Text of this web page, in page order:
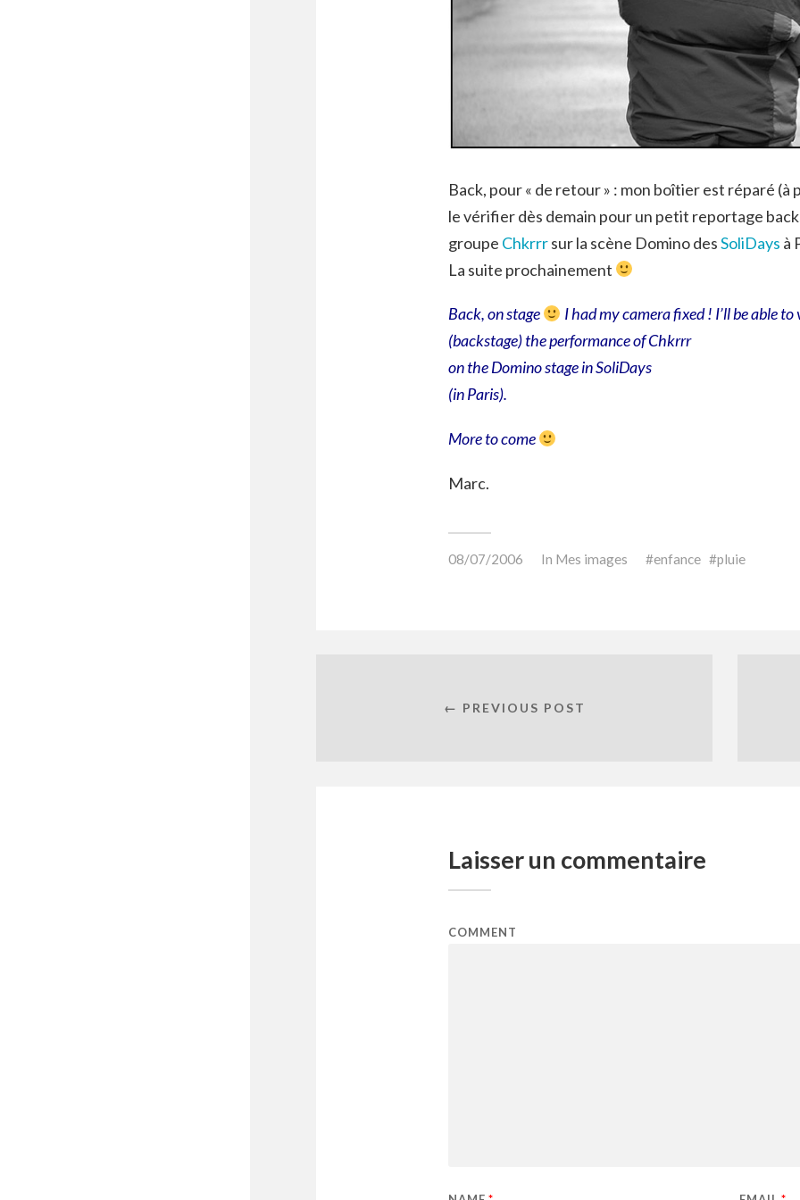
Back, pour « de retour » : mon boîtier est réparé (à
le vérifier dès demain pour un petit reportage
groupe Chkrrrsur la scène Domino desSoliDays à
La suite prochainement
Back, on stage
I had my camera fixed ! I’ll be able
(backstage) the performance ofChkrrr
on the Domino stage inSoliDays
(in Paris).
More to come
Marc.
08/07/2006 In Mes images enfance pluie
← PREVIOUS POST
Laisser un commentaire
COMMENT